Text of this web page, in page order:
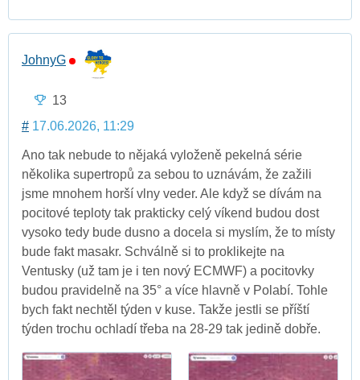
JohnyG
13
# 17.06.2026, 11:29
Ano tak nebude to nějaká vyloženě pekelná série
několika supertropů za sebou to uznávám, že zažili
jsme mnohem horší vlny veder. Ale když se dívám na
pocitové teploty tak prakticky celý víkend budou dost
vysoko tedy bude dusno a docela si myslím, že to místy
bude fakt masakr. Schválně si to proklikejte na
Ventusky (už tam je i ten nový ECMWF) a pocitovky
budou pravidelně na 35° a více hlavně v Polabí. Tohle
bych fakt nechtěl týden v kuse. Takže jestli se příští
týden trochu ochladí třeba na 28-29 tak jedině dobře.